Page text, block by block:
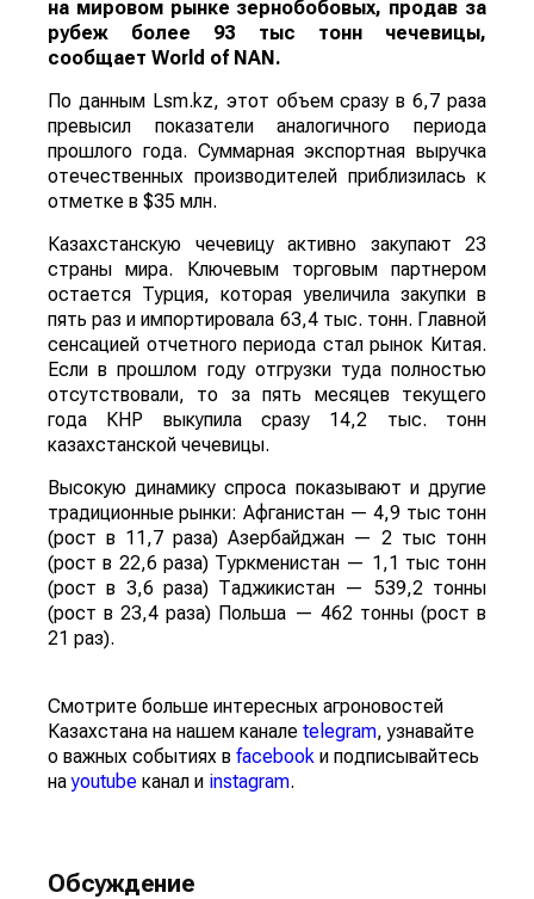
на мировом рынке зернобобовых, продав за
рубеж более 93 тыс тонн чечевицы,
сообщает World of NAN.
По данным Lsm.kz, этот объем сразу в 6,7 раза
превысил показатели аналогичного периода
прошлого года. Суммарная экспортная выручка
отечественных производителей приблизилась к
отметке в $35 млн.
Казахстанскую чечевицу активно закупают 23
страны мира. Ключевым торговым партнером
остается Турция, которая увеличила закупки в
пять раз и импортировала 63,4 тыс. тонн. Главной
сенсацией отчетного периода стал рынок Китая.
Если в прошлом году отгрузки туда полностью
отсутствовали, то за пять месяцев текущего
года КНР выкупила сразу 14,2 тыс. тонн
казахстанской чечевицы.
Высокую динамику спроса показывают и другие
традиционные рынки: Афганистан — 4,9 тыс тонн
(рост в 11,7 раза) Азербайджан — 2 тыс тонн
(рост в 22,6 раза) Туркменистан — 1,1 тыс тонн
(рост в 3,6 раза) Таджикистан — 539,2 тонны
(рост в 23,4 раза) Польша — 462 тонны (рост в
21 раз).
Смотрите больше интересных агроновостей
Казахстана на нашем канале telegram, узнавайте
о важных событиях в facebook и подписывайтесь
наyoutube канал и instagram.
Обсуждение